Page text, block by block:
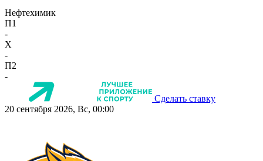
Нефтехимик
П1
-
X
-
П2
-
Сделать ставку
20 сентября 2026, Вс, 00:00